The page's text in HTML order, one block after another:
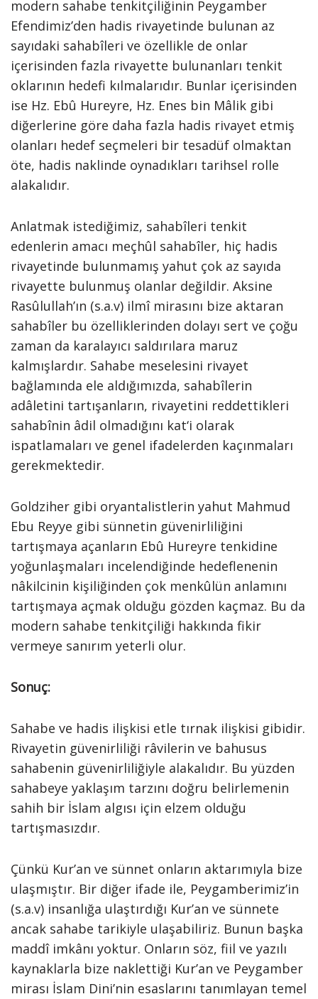
modern sahabe tenkitçiliğinin Peygamber
Efendimiz’den hadis rivayetinde bulunan az
sayıdaki sahabîleri ve özellikle de onlar
içerisinden fazla rivayette bulunanları tenkit
oklarının hedefi kılmalarıdır. Bunlar içerisinden
ise Hz. Ebû Hureyre, Hz. Enes bin Mâlik gibi
diğerlerine göre daha fazla hadis rivayet etmiş
olanları hedef seçmeleri bir tesadüf olmaktan
öte, hadis naklinde oynadıkları tarihsel rolle
alakalıdır.
Anlatmak istediğimiz, sahabîleri tenkit
edenlerin amacı meçhûl sahabîler, hiç hadis
rivayetinde bulunmamış yahut çok az sayıda
rivayette bulunmuş olanlar değildir. Aksine
Rasûlullah’ın (s.a.v) ilmî mirasını bize aktaran
sahabîler bu özelliklerinden dolayı sert ve çoğu
zaman da karalayıcı saldırılara maruz
kalmışlardır. Sahabe meselesini rivayet
bağlamında ele aldığımızda, sahabîlerin
adâletini tartışanların, rivayetini reddettikleri
sahabînin âdil olmadığını kat‘i olarak
ispatlamaları ve genel ifadelerden kaçınmaları
gerekmektedir.
Goldziher gibi oryantalistlerin yahut Mahmud
Ebu Reyye gibi sünnetin güvenirliliğini
tartışmaya açanların Ebû Hureyre tenkidine
yoğunlaşmaları incelendiğinde hedeflenenin
nâkilcinin kişiliğinden çok menkûlün anlamını
tartışmaya açmak olduğu gözden kaçmaz. Bu da
modern sahabe tenkitçiliği hakkında fikir
vermeye sanırım yeterli olur.
Sonuç:
Sahabe ve hadis ilişkisi etle tırnak ilişkisi gibidir.
Rivayetin güvenirliliği râvilerin ve bahusus
sahabenin güvenirliliğiyle alakalıdır. Bu yüzden
sahabeye yaklaşım tarzını doğru belirlemenin
sahih bir İslam algısı için elzem olduğu
tartışmasızdır.
Çünkü Kur’an ve sünnet onların aktarımıyla bize
ulaşmıştır. Bir diğer ifade ile, Peygamberimiz’in
(s.a.v) insanlığa ulaştırdığı Kur’an ve sünnete
ancak sahabe tarikiyle ulaşabiliriz. Bunun başka
maddî imkânı yoktur. Onların söz, fiil ve yazılı
kaynaklarla bize naklettiği Kur’an ve Peygamber
mirası İslam Dini’nin esaslarını tanımlayan temel